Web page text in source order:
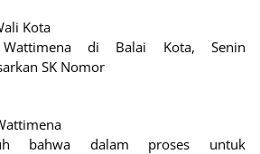
Kota
di Balai Kota, Senin
SK Nomor
bahwa dalam proses untuk